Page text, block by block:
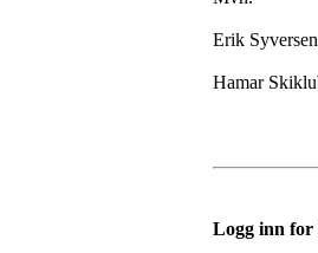
Erik Syversen
Hamar
Logg inn for